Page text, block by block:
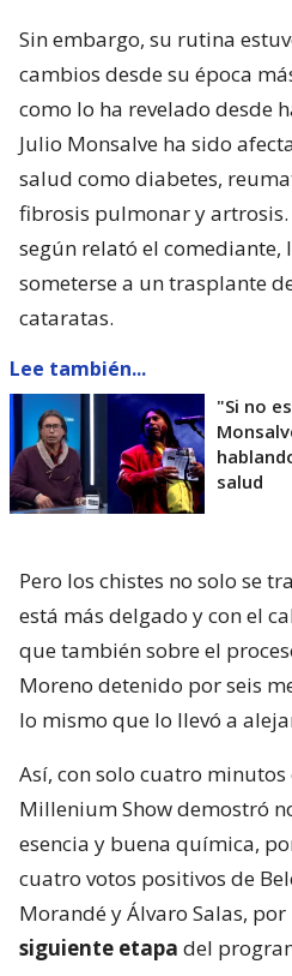
Sin embargo, su rutina
cambios desde su época
como lo ha revelado desde
Julio Monsalve ha sido
salud como diabetes,
fibrosis pulmonar y artrosis.
según relató el comediante,
someterse a un trasplante
cataratas.
Lee también...
"Si no
salud
Pero los chistes no solo se
está más delgado y con el
que también sobre el
Moreno detenido por seis
lo mismo que lo llevó a
Así, con solo cuatro minutos
Millenium Show demostró
esencia y buena química,
cuatro votos positivos de
Morandé y Álvaro Salas,
siguiente etapa del